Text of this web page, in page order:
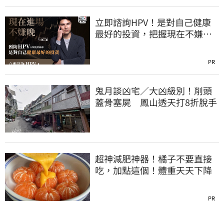
立即諮詢HPV！是對自己健康
最好的投資，把握現在不嫌
PR
鬼月談凶宅／大凶級別！削頭
蓋骨塞屍 鳳山透天打8折脫手
超神減肥神器！橘子不要直接
吃，加點這個！體重天天下降
PR